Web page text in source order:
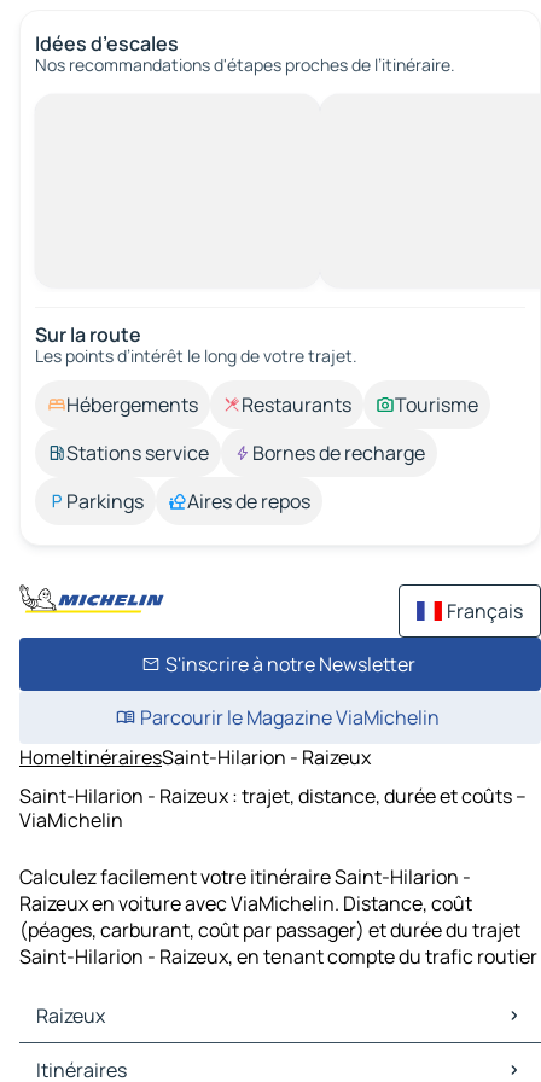
Idées d’escales
Nos recommandations d'étapes proches de l’itinéraire.
Sur la route
Les points d’intérêt le long de votre trajet.
Hébergements Restaurants
Tourisme
Stations service
Bornes de recharge
Parkings
Aires de repos
Français
S'inscrire à notre Newsletter
Parcourir le Magazine ViaMichelin
HomeItinérairesSaint-Hilarion - Raizeux
Saint-Hilarion - Raizeux : trajet, distance, durée et coûts –
ViaMichelin
Calculez facilement votre itinéraire Saint-Hilarion -
Raizeux en voiture avec ViaMichelin. Distance, coût
(péages, carburant, coût par passager) et durée du trajet
Saint-Hilarion - Raizeux, en tenant compte du trafic routier
Raizeux
Raizeux Cartes et plans
Itinéraires